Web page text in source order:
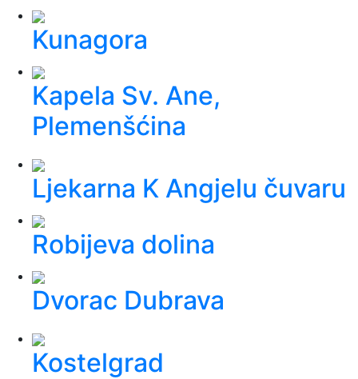
Kunagora
Kapela Sv. Ane,
Plemenšćina
Ljekarna K Angjelu čuvaru
Robijeva dolina
Dvorac Dubrava
Kostelgrad